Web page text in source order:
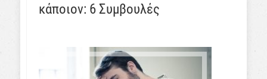
κάποιον: 6 Συμβουλές